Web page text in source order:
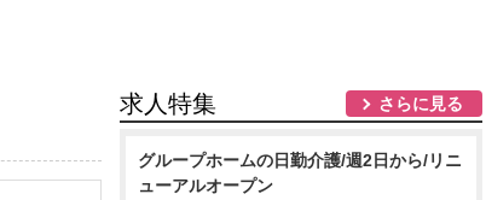
求人特集 さらに見る
グループホームの日勤介護/週2日から/リニ
ューアルオープン